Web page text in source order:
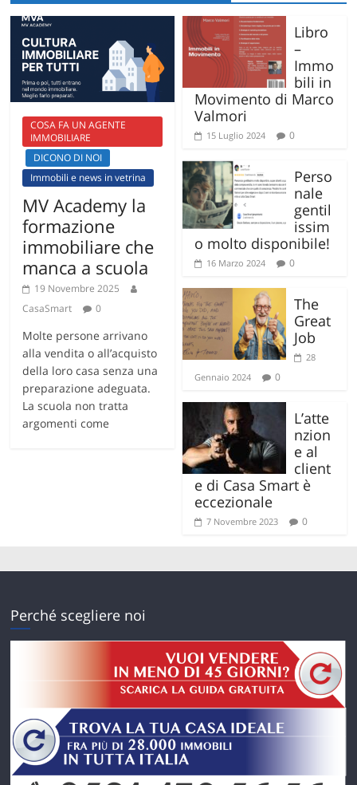
COSA FA UN AGENTE
IMMOBILIARE
DICONO DI NOI
Immobili e news in vetrina
MV Academy la
formazione
immobiliare che
manca a scuola
19 Novembre 2025
CasaSmart
0
Molte persone arrivano
alla vendita o all’acquisto
della loro casa senza una
preparazione adeguata.
La scuola non tratta
argomenti come
Libro
–
Immo
bili in
Movimento di Marco
Valmori
15 Luglio 2024 0
Perso
nale
gentil
issim
o molto disponibile!
16 Marzo 2024 0
The
Great
Job
28
Gennaio 2024
0
L’atte
nzion
e al
client
e di Casa Smart è
eccezionale
7 Novembre 2023 0
Perché scegliere noi